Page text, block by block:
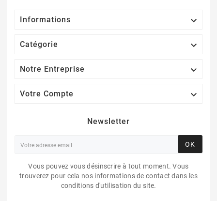
Informations 
Catégorie 
Notre Entreprise 
Votre Compte 
Newsletter
OK
Vous pouvez vous désinscrire à tout moment. Vous
trouverez pour cela nos informations de contact dans les
conditions d'utilisation du site.